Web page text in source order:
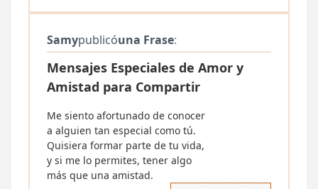
Samypublicóuna Frase:
Mensajes Especiales de Amor y
Amistad para Compartir
Me siento afortunado de conocer
a alguien tan especial como tú.
Quisiera formar parte de tu vida,
y si me lo permites, tener algo
más que una amistad.